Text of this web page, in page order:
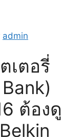
admin
เตอรี่
ต้องดู